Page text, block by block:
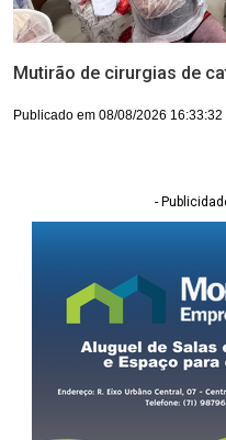
Mutirão de cirurgias de
Publicado em 08/08/2026 16:33:32
-